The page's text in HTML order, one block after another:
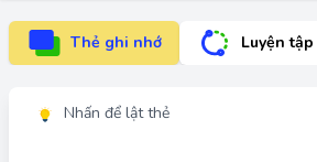
Thẻ ghi nhớ Luyện tập
Nhấn để lật thẻ